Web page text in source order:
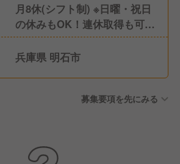
月8休(シフト制) ※日曜・祝日
の休みもOK！連休取得も可能
他、夏期・冬期休暇、年末年
始休暇、 育休・産休取得実績
連休が取得可能！ ※有給休暇
※全社員に徹底しています
兵庫県 明石市
募集要項を先にみる